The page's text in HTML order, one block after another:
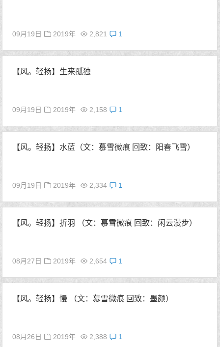
09月19日 2019年 2,821 1
【风。轻扬】生来孤独
09月19日 2019年 2,158 1
【风。轻扬】水蓝（文：慕雪微痕 回致：阳春飞雪）
09月19日 2019年 2,334 1
【风。轻扬】折羽 （文：慕雪微痕 回致：闲云漫步）
08月27日 2019年 2,654 1
【风。轻扬】慢 （文：慕雪微痕 回致：墨颜）
08月26日 2019年 2,388 1